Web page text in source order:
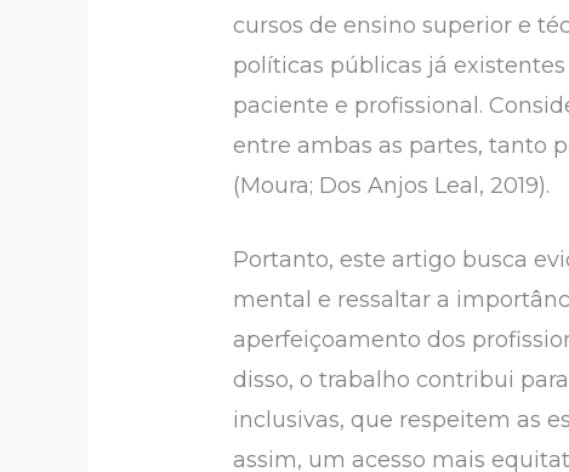
cursos de ensino superior e
políticas públicas já
paciente e profissional.
entre ambas as partes, tanto
(Moura; Dos Anjos Leal, 2019).
Portanto, este artigo busca
mental e ressaltar a
aperfeiçoamento dos
disso, o trabalho contribui
inclusivas, que respeitem as
assim, um acesso mais